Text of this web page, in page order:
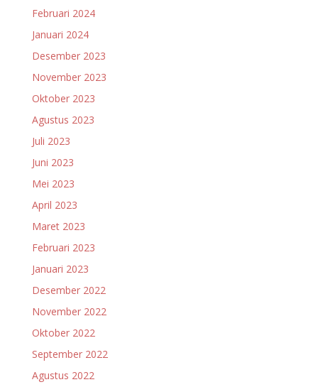
Februari 2024
Januari 2024
Desember 2023
November 2023
Oktober 2023
Agustus 2023
Juli 2023
Juni 2023
Mei 2023
April 2023
Maret 2023
Februari 2023
Januari 2023
Desember 2022
November 2022
Oktober 2022
September 2022
Agustus 2022